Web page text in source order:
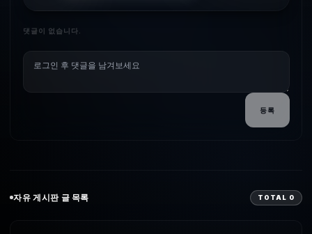
댓글이 없습니다.
등록
자유 게시판 글 목록 TOTAL 0